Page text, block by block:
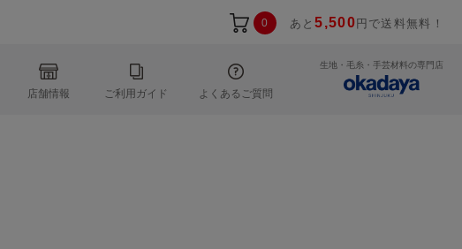
0 あと5,500 円で送料無料！
店舗情報 ご利用ガイド よくあるご質問
生地・毛糸・手芸材料の専門店